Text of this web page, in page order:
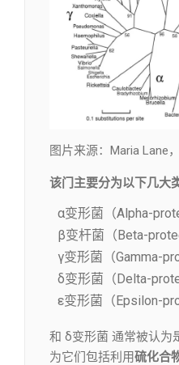
图片来源：Maria Lane
该门主要分为以下几大类
α变形菌（Alpha-
β变杆菌（Beta-
γ变形菌（Gamma-
δ变形菌（Delta-
ε变形菌（Epsilon-
和 δ变形菌 通常被认为
为它们包括利用硫化合